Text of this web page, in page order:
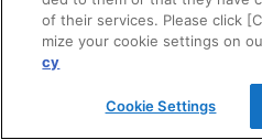
of their services. Please click
mize your cookie settings on
cy
Cookie Settings